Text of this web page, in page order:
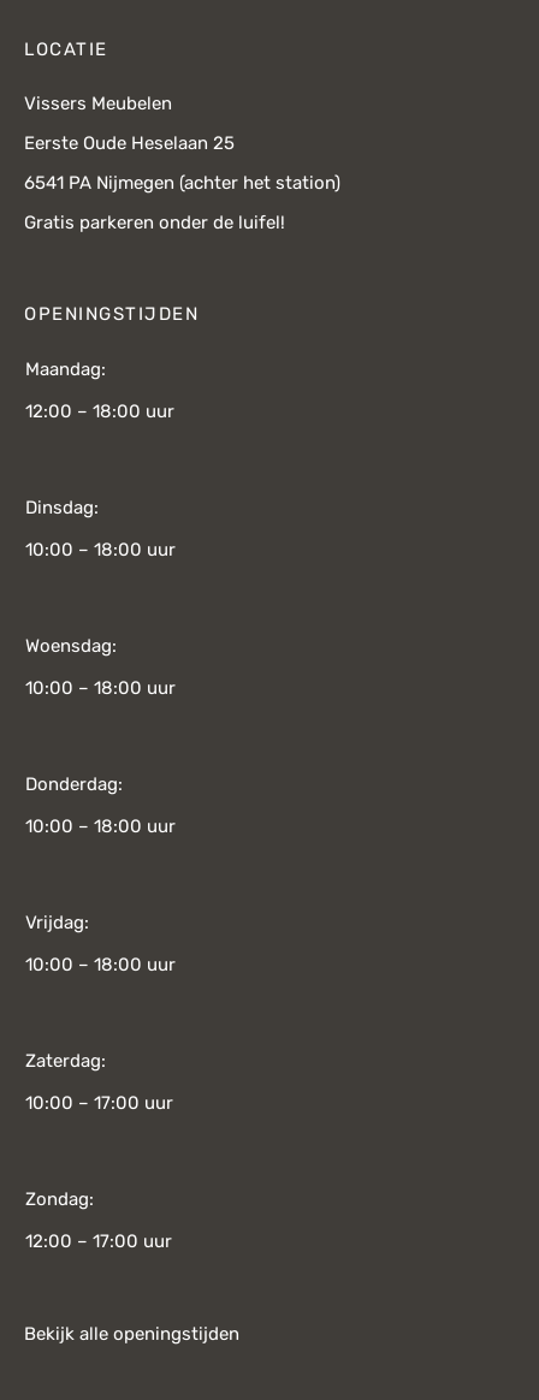
LOCATIE
Vissers Meubelen
Eerste Oude Heselaan 25
6541 PA Nijmegen (achter het station)
Gratis parkeren onder de luifel!
OPENINGSTIJDEN
Maandag:
12:00 – 18:00 uur
Dinsdag:
10:00 – 18:00 uur
Woensdag:
10:00 – 18:00 uur
Donderdag:
10:00 – 18:00 uur
Vrijdag:
10:00 – 18:00 uur
Zaterdag:
10:00 – 17:00 uur
Zondag:
12:00 – 17:00 uur
Bekijk alle openingstijden